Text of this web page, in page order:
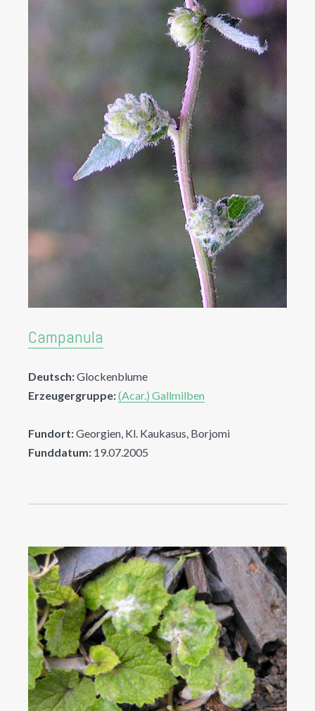
Campanula
Deutsch:Glockenblume
Erzeugergruppe:(Acar.) Gallmilben
Fundort:Georgien, Kl. Kaukasus, Borjomi
Funddatum: 19.07.2005